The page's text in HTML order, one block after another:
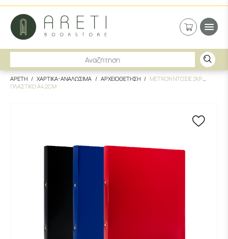
ΑΡΕΤΗ ΧΑΡΤΙΚΑ-ΑΝΑΛΩΣΙΜΑ ΑΡΧΕΙΟΘΕΤΗΣΗ
METRON ΝΤΟΣΙΕ 2ΚΡ
ΠΛΑΣTΙΚΟ Α4 2CM